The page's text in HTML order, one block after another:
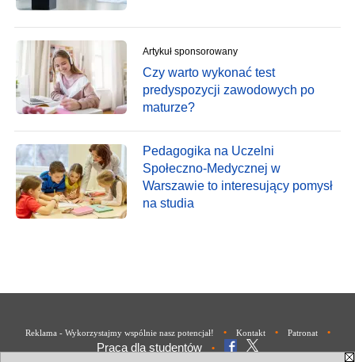
Artykuł sponsorowany
Czy warto wykonać test
predyspozycji zawodowych po
maturze?
Pedagogika na Uczelni
Społeczno-Medycznej w
Warszawie to interesujący pomysł
na studia
Reklama - Wykorzystajmy wspólnie nasz potencjał! • Kontakt • Patronat •
Praca dla studentów •